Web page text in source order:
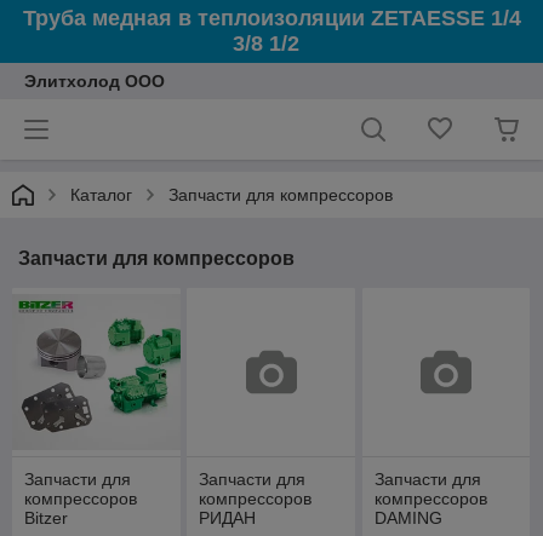
Труба медная в теплоизоляции ZETAESSE 1/4
3/8 1/2
Элитхолод ООО
Каталог Запчасти для компрессоров
Запчасти для компрессоров
Запчасти для
компрессоров
Bitzer
Запчасти для
компрессоров
РИДАН
Запчасти для
компрессоров
DAMING